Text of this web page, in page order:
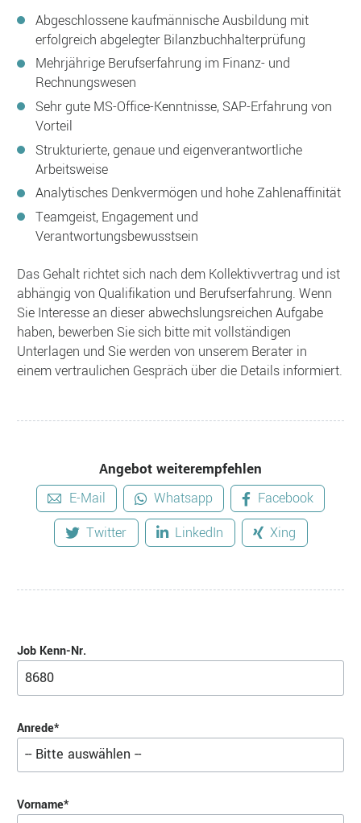
Abgeschlossene kaufmännische Ausbildung mit
erfolgreich abgelegter Bilanzbuchhalterprüfung
Mehrjährige Berufserfahrung im Finanz- und
Rechnungswesen
Sehr gute MS-Office-Kenntnisse, SAP-Erfahrung von
Vorteil
Strukturierte, genaue und eigenverantwortliche
Arbeitsweise
Analytisches Denkvermögen und hohe Zahlenaffinität
Teamgeist, Engagement und
Verantwortungsbewusstsein
Das Gehalt richtet sich nach dem Kollektivvertrag und ist
abhängig von Qualifikation und Berufserfahrung. Wenn
Sie Interesse an dieser abwechslungsreichen Aufgabe
haben, bewerben Sie sich bitte mit vollständigen
Unterlagen und Sie werden von unserem Berater in
einem vertraulichen Gespräch über die Details informiert.
Angebot weiterempfehlen
E-Mail Whatsapp
Facebook
Twitter
LinkedIn Xing
Job Kenn-Nr.
Pflichtfeld
Anrede*
Pflichtfeld
Vorname*